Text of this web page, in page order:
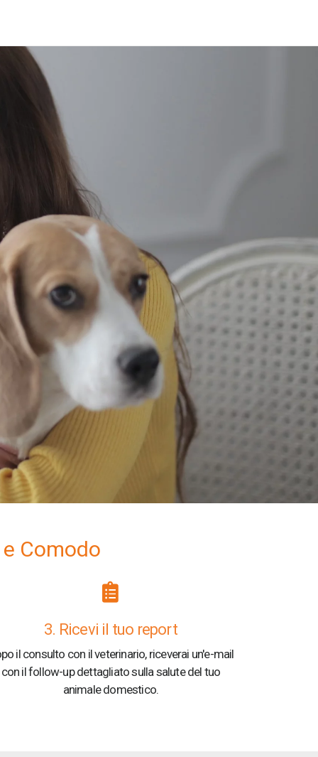
Comodo
3. Ricevi il tuo report
il consulto con il veterinario, riceverai un'e-mail
con il follow-up dettagliato sulla salute del tuo
animale domestico.